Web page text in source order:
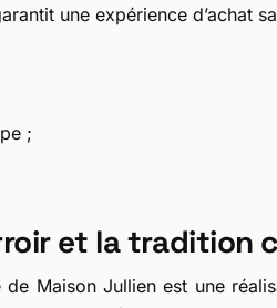
une expérience d’achat
;
et la tradition
Maison Jullien est une